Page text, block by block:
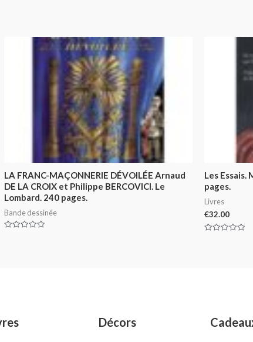
LA FRANC-MAÇONNERIE DÉVOILÉE Arnaud
DE LA CROIX et Philippe BERCOVICI. Le
Lombard. 240 pages.
Bande dessinée
Les Essais.
pages.
Livres
€32.00
Décors